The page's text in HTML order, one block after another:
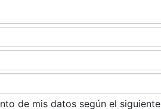
de mis datos según el siguiente